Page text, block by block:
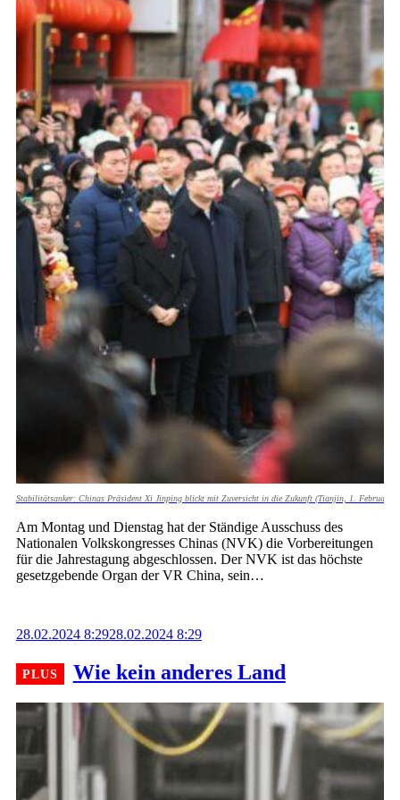
Stabilitätsanker: Chinas Präsident Xi Jinping blickt mit Zuversicht in die Zukunft (Tianjin, 1. Februar
Am Montag und Dienstag hat der Ständige Ausschuss des
Nationalen Volkskongresses Chinas (NVK) die Vorbereitungen
für die Jahrestagung abgeschlossen. Der NVK ist das höchste
gesetzgebende Organ der VR China, sein…
Wie kein anderes Land
28.02.2024 8:2928.02.2024 8:29